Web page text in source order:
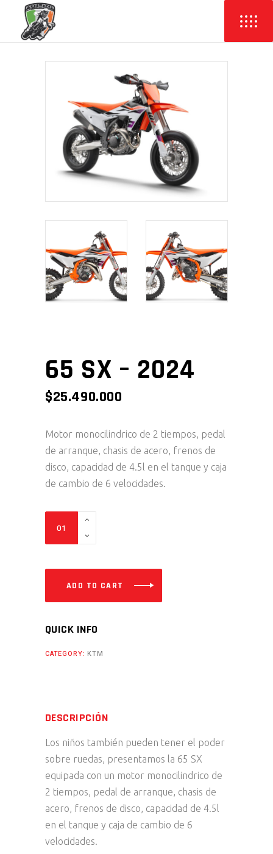
65 SX – 2024
$25.490.000
Motor monocilindrico de 2 tiempos, pedal
de arranque, chasis de acero, frenos de
disco, capacidad de 4.5l en el tanque y caja
de cambio de 6 velocidades.
2024
quantityADD TO CART
QUICK INFO
CATEGORY: KTM
DESCRIPCIÓN
Los niños también pueden tener el poder
sobre ruedas, presentamos la 65 SX
equipada con un motor monocilindrico de
2 tiempos, pedal de arranque, chasis de
acero, frenos de disco, capacidad de 4.5l
en el tanque y caja de cambio de 6
velocidades.